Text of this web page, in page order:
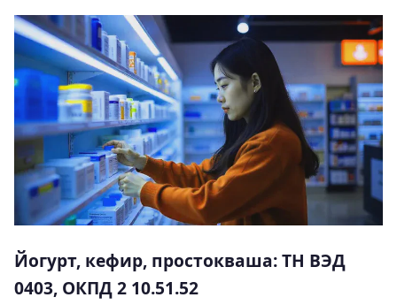
Йогурт, кефир, простокваша: ТН ВЭД
0403, ОКПД 2 10.51.52